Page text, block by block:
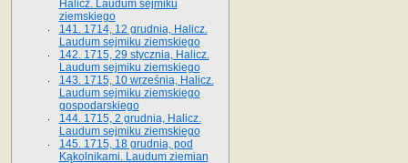
Halicz. Laudum sejmiku
ziemskiego
141. 1714, 12 grudnia, Halicz.
Laudum sejmiku ziemskiego
142. 1715, 29 stycznia, Halicz.
Laudum sejmiku ziemskiego
143. 1715, 10 września, Halicz.
Laudum sejmiku ziemskiego
gospodarskiego
144. 1715, 2 grudnia, Halicz.
Laudum sejmiku ziemskiego
145. 1715, 18 grudnia, pod
Kąkolnikami. Laudum ziemian